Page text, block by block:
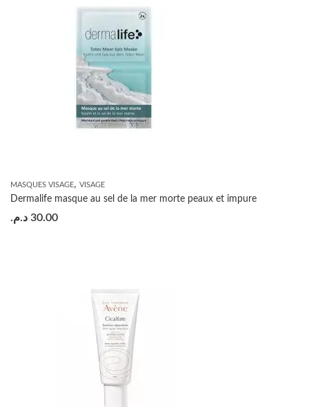
MASQUES VISAGE, VISAGE
Dermalife masque au sel de la mer morte peaux et impure
30.00 د.م.